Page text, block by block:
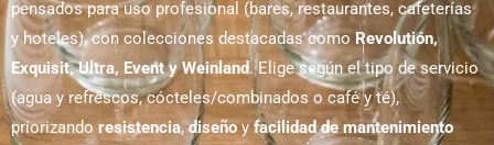
pensados para uso profesional (bares, restaurantes, cafeterías
y hoteles), con colecciones destacadas como Revolutión,
Exquisit, Ultra, Event y Weinland. Elige según el tipo de servicio
(agua y refrescos, cócteles/combinados o café y té),
priorizandoresistencia,diseñoyfacilidad de mantenimiento